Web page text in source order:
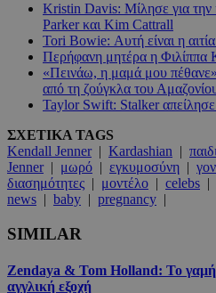
Kristin Davis: Μίλησε για την
Parker και Kim Cattrall
Tori Bowie: Αυτή είναι η
Περήφανη μητέρα η Φιλίππα
«Πεινάω, η μαμά μου
από τη ζούγκλα του
Taylor Swift: Stalker απείλησε
ΣΧΕΤΙΚΑ TAGS
Kendall Jenner| Kardashian |
Jenner| μωρό | εγκυμοσύνη |
διασημότητες | μοντέλο | celebs |
news | baby | pregnancy |
SIMILAR
Zendaya & Tom Holland: Το
αγγλική εξοχή